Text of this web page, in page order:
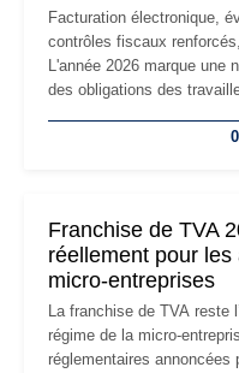
Facturation électronique,
contrôles fiscaux
L'année 2026 marque une
des obligations des
les auto-entrepreneurs
Franchise de TVA
réellement pour
micro-entreprises
La franchise de TVA reste
régime de la micro-
réglementaires annoncées